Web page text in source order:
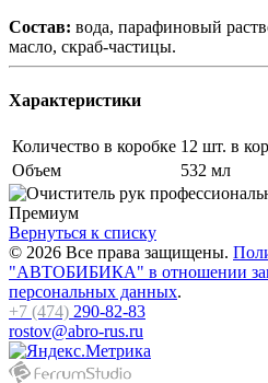
Состав: вода, парафиновый
масло, скраб-частицы.
Характеристики
Количество в коробке 12 шт. в
Объем
532 мл
Вернуться к списку
© 2026 Все права защищены.
"АВТОБИБИКА" в отношении
персональных данных.
+7 (474) 290-82-83
rostov@abro-rus.ru